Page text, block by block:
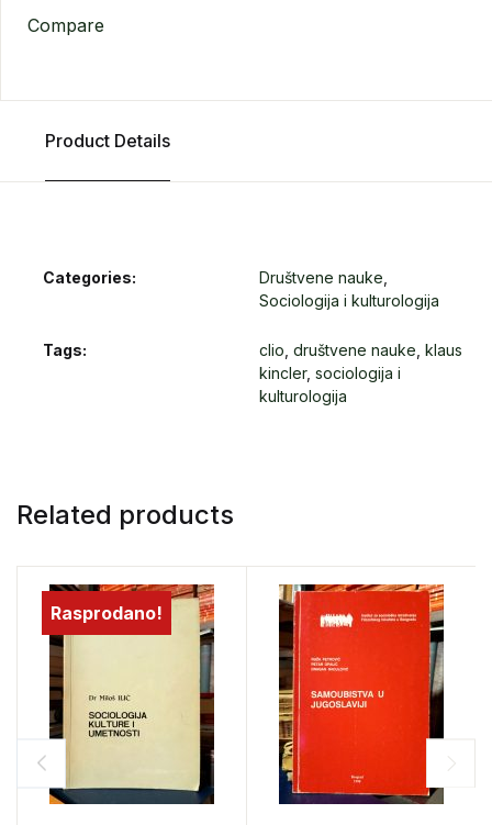
Compare
Product Details
Categories: Društvene nauke
Sociologija i kulturologija
Tags: clio društvene nauke klaus
kincler, sociologija i
kulturologija
Related products
Rasprodano!